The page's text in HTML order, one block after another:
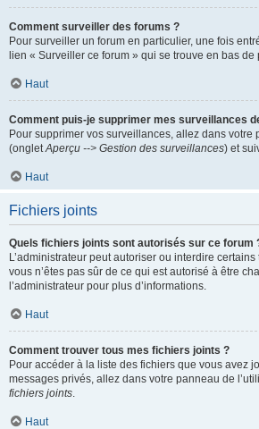
Comment surveiller des forums ?
Pour surveiller un forum en particulier, une fois
lien « Surveiller ce forum » qui se trouve en bas de
Haut
Comment puis-je supprimer mes surveillances
Pour supprimer vos surveillances, allez dans votre
(ongletAperçu --> Gestion des surveillances) et
Haut
Fichiers joints
Quels fichiers joints sont autorisés sur ce forum
L’administrateur peut autoriser ou interdire
vous n’êtes pas sûr de ce qui est autorisé à être
l’administrateur pour plus d’informations.
Haut
Comment trouver tous mes fichiers joints ?
Pour accéder à la liste des fichiers que vous avez
messages privés, allez dans votre panneau de
fichiers joints.
Haut